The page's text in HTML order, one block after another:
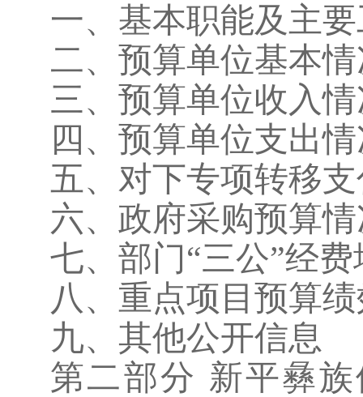
一、基本职能及主
二、预算单位基本
三、预算单位收入
四、预算单位支出
五、对下专项转移
六、政府采购预算
七、部门“三公”经
八、重点项目预算
九、其他公开信息
第二部分 新平彝